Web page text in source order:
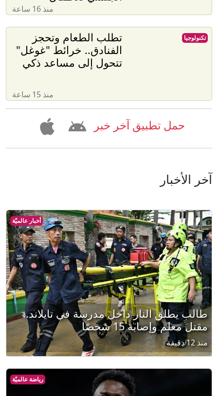
منذ 16 ساعة
تطلب الطعام وتحجز
الفنادق.. خرائط "غوغل"
تتحول إلى مساعد ذكي
منذ 15 ساعة
تكنولوجيا
حمل تطبيق آخر خبر
آخر الأخبار
أخبار عالميّة
طالب يطلق النار داخل مدرسة في تايلاند..
مقتل معلم وإصابة 15 شخصًا
منذ 12 دقيقة
رياضة عالميّة